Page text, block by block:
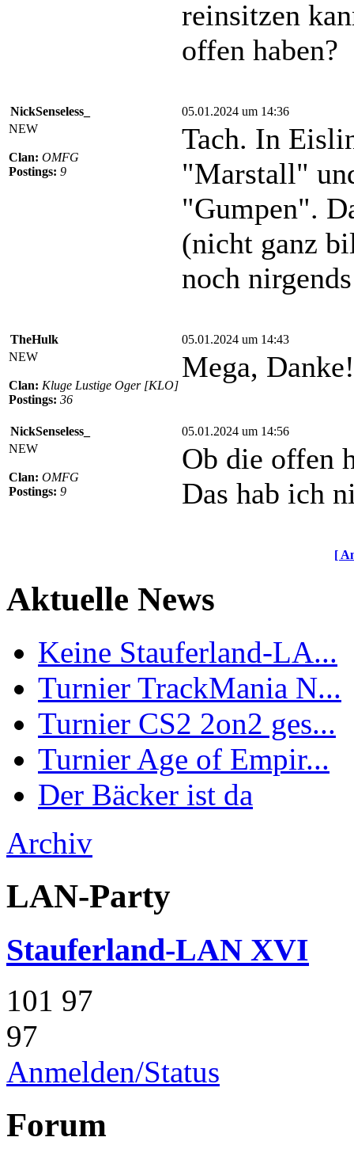
reinsitzen
offen haben?
NickSenseless_
05.01.2024 um 14:36
NEW
Clan: OMFG
Postings: 9
Tach. In
"Marstall"
"Gumpen".
(nicht ganz
noch
TheHulk
05.01.2024 um 14:43
NEW
Clan: Kluge Lustige Oger [KLO]
Postings: 36
Mega,
NickSenseless_
05.01.2024 um 14:56
NEW
Clan: OMFG
Postings: 9
Ob die offen
Das hab ich
[
Aktuelle News
Keine Stauferland-LA...
Turnier TrackMania N...
Turnier CS2 2on2 ges...
Turnier Age of Empir...
Der Bäcker ist da
Archiv
LAN-Party
Stauferland-LAN XVI
101 97
97
Anmelden/Status
Forum